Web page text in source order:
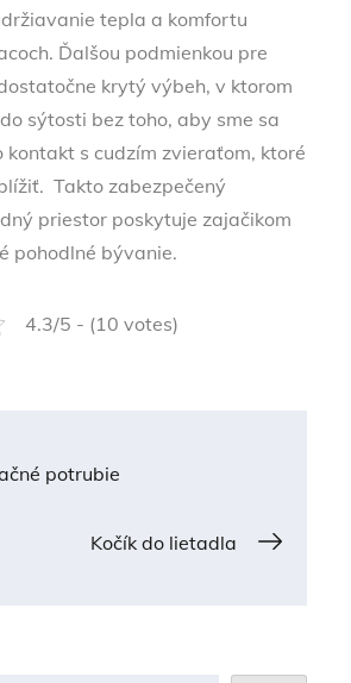
tepla a komfortu
Ďalšou podmienkou pre
krytý výbeh, v ktorom
sýtosti bez toho, aby sme sa
kontakt s cudzím zvieraťom, ktoré
Takto zabezpečený
priestor poskytuje zajačikom
pohodlné bývanie.
4.3/5 - (10 votes)
potrubie
Kočík do lietadla